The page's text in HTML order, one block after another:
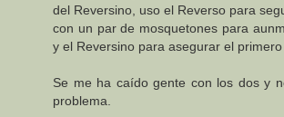
del Reversino, uso el Reverso para
con un par de mosquetones para
y el Reversino para asegurar el primero
Se me ha caído gente con los dos y
problema.